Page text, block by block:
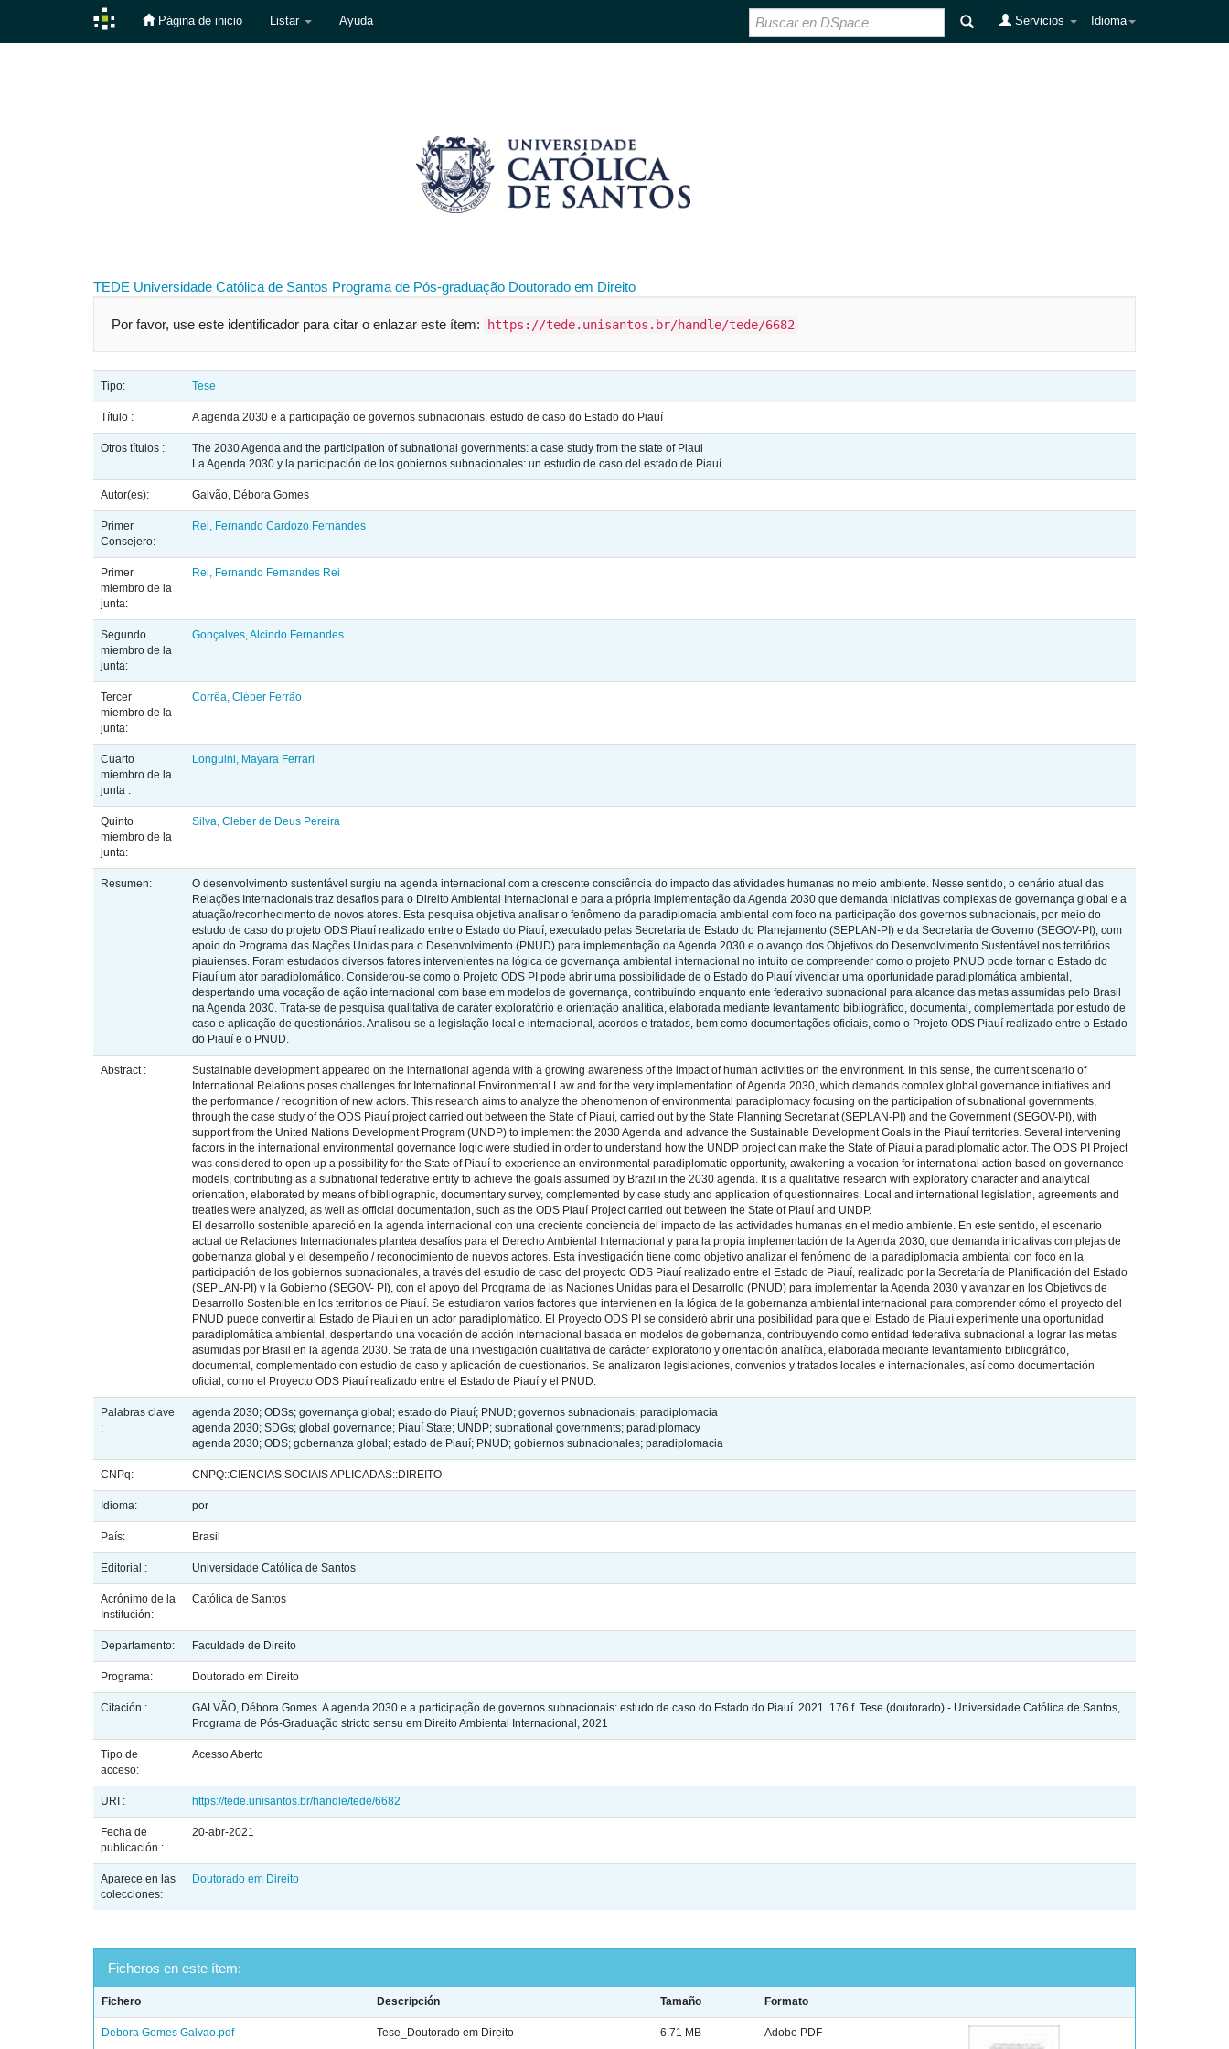
Página de inicio Listar Ayuda Idioma
Servicios
TEDE Universidade Católica de Santos Programa de Pós-graduação Doutorado em Direito
Por favor, use este identificador para citar o enlazar este ítem: https://tede.unisantos.br/handle/tede/6682
Tipo: Tese
Título : A agenda 2030 e a participação de governos subnacionais: estudo de caso do Estado do Piauí
Otros títulos :
The 2030 Agenda and the participation of subnational governments: a case study from the state of Piaui
La Agenda 2030 y la participación de los gobiernos subnacionales: un estudio de caso del estado de Piauí
Autor(es): Galvão, Débora Gomes
Primer
Consejero:
Rei, Fernando Cardozo Fernandes
Primer
miembro de la
junta:
Rei, Fernando Fernandes Rei
Segundo
miembro de la
junta:
Gonçalves, Alcindo Fernandes
Tercer
miembro de la
junta:
Corrêa, Cléber Ferrão
Cuarto
miembro de la
junta :
Longuini, Mayara Ferrari
Quinto
miembro de la
junta:
Silva, Cleber de Deus Pereira
Resumen:
O desenvolvimento sustentável surgiu na agenda internacional com a crescente consciência do impacto das atividades humanas no meio ambiente. Nesse sentido, o cenário atual das
Relações Internacionais traz desafios para o Direito Ambiental Internacional e para a própria implementação da Agenda 2030 que demanda iniciativas complexas de governança global e a
atuação/reconhecimento de novos atores. Esta pesquisa objetiva analisar o fenômeno da paradiplomacia ambiental com foco na participação dos governos subnacionais, por meio do
estudo de caso do projeto ODS Piauí realizado entre o Estado do Piauí, executado pelas Secretaria de Estado do Planejamento (SEPLAN-PI) e da Secretaria de Governo (SEGOV-PI), com
apoio do Programa das Nações Unidas para o Desenvolvimento (PNUD) para implementação da Agenda 2030 e o avanço dos Objetivos do Desenvolvimento Sustentável nos territórios
piauienses. Foram estudados diversos fatores intervenientes na lógica de governança ambiental internacional no intuito de compreender como o projeto PNUD pode tornar o Estado do
Piauí um ator paradiplomático. Considerou-se como o Projeto ODS PI pode abrir uma possibilidade de o Estado do Piauí vivenciar uma oportunidade paradiplomática ambiental,
despertando uma vocação de ação internacional com base em modelos de governança, contribuindo enquanto ente federativo subnacional para alcance das metas assumidas pelo Brasil
na Agenda 2030. Trata-se de pesquisa qualitativa de caráter exploratório e orientação analítica, elaborada mediante levantamento bibliográfico, documental, complementada por estudo de
caso e aplicação de questionários. Analisou-se a legislação local e internacional, acordos e tratados, bem como documentações oficiais, como o Projeto ODS Piauí realizado entre o Estado
do Piauí e o PNUD.
Abstract :
Sustainable development appeared on the international agenda with a growing awareness of the impact of human activities on the environment. In this sense, the current scenario of
International Relations poses challenges for International Environmental Law and for the very implementation of Agenda 2030, which demands complex global governance initiatives and
the performance / recognition of new actors. This research aims to analyze the phenomenon of environmental paradiplomacy focusing on the participation of subnational governments,
through the case study of the ODS Piauí project carried out between the State of Piauí, carried out by the State Planning Secretariat (SEPLAN-PI) and the Government (SEGOV-PI), with
support from the United Nations Development Program (UNDP) to implement the 2030 Agenda and advance the Sustainable Development Goals in the Piauí territories. Several intervening
factors in the international environmental governance logic were studied in order to understand how the UNDP project can make the State of Piauí a paradiplomatic actor. The ODS PI Project
was considered to open up a possibility for the State of Piauí to experience an environmental paradiplomatic opportunity, awakening a vocation for international action based on governance
models, contributing as a subnational federative entity to achieve the goals assumed by Brazil in the 2030 agenda. It is a qualitative research with exploratory character and analytical
orientation, elaborated by means of bibliographic, documentary survey, complemented by case study and application of questionnaires. Local and international legislation, agreements and
treaties were analyzed, as well as official documentation, such as the ODS Piauí Project carried out between the State of Piauí and UNDP.
El desarrollo sostenible apareció en la agenda internacional con una creciente conciencia del impacto de las actividades humanas en el medio ambiente. En este sentido, el escenario
actual de Relaciones Internacionales plantea desafíos para el Derecho Ambiental Internacional y para la propia implementación de la Agenda 2030, que demanda iniciativas complejas de
gobernanza global y el desempeño / reconocimiento de nuevos actores. Esta investigación tiene como objetivo analizar el fenómeno de la paradiplomacia ambiental con foco en la
participación de los gobiernos subnacionales, a través del estudio de caso del proyecto ODS Piauí realizado entre el Estado de Piauí, realizado por la Secretaría de Planificación del Estado
(SEPLAN-PI) y la Gobierno (SEGOV- PI), con el apoyo del Programa de las Naciones Unidas para el Desarrollo (PNUD) para implementar la Agenda 2030 y avanzar en los Objetivos de
Desarrollo Sostenible en los territorios de Piauí. Se estudiaron varios factores que intervienen en la lógica de la gobernanza ambiental internacional para comprender cómo el proyecto del
PNUD puede convertir al Estado de Piauí en un actor paradiplomático. El Proyecto ODS PI se consideró abrir una posibilidad para que el Estado de Piauí experimente una oportunidad
paradiplomática ambiental, despertando una vocación de acción internacional basada en modelos de gobernanza, contribuyendo como entidad federativa subnacional a lograr las metas
asumidas por Brasil en la agenda 2030. Se trata de una investigación cualitativa de carácter exploratorio y orientación analítica, elaborada mediante levantamiento bibliográfico,
documental, complementado con estudio de caso y aplicación de cuestionarios. Se analizaron legislaciones, convenios y tratados locales e internacionales, así como documentación
oficial, como el Proyecto ODS Piauí realizado entre el Estado de Piauí y el PNUD.
Palabras clave
:
agenda 2030; ODSs; governança global; estado do Piauí; PNUD; governos subnacionais; paradiplomacia
agenda 2030; SDGs; global governance; Piauí State; UNDP; subnational governments; paradiplomacy
agenda 2030; ODS; gobernanza global; estado de Piauí; PNUD; gobiernos subnacionales; paradiplomacia
CNPq: CNPQ::CIENCIAS SOCIAIS APLICADAS::DIREITO
Idioma: por
País: Brasil
Editorial : Universidade Católica de Santos
Acrónimo de la
Institución:
Católica de Santos
Departamento: Faculdade de Direito
Programa: Doutorado em Direito
Citación :
GALVÃO, Débora Gomes. A agenda 2030 e a participação de governos subnacionais: estudo de caso do Estado do Piauí. 2021. 176 f. Tese (doutorado) - Universidade Católica de Santos,
Programa de Pós-Graduação stricto sensu em Direito Ambiental Internacional, 2021
Tipo de
acceso:
Acesso Aberto
URI : https://tede.unisantos.br/handle/tede/6682
Fecha de
publicación :
20-abr-2021
Aparece en las
colecciones:
Doutorado em Direito
Ficheros en este ítem:
Fichero Descripción Tamaño Formato
Debora Gomes Galvao.pdf Tese_Doutorado em Direito 6.71 MB Adobe PDF